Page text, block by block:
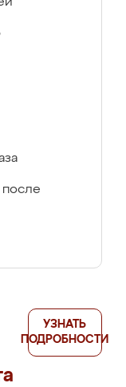
УЗНАТЬ
ПОДРОБНОСТИ